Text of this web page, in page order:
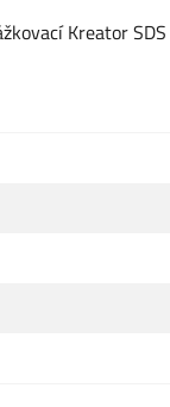
Kreator